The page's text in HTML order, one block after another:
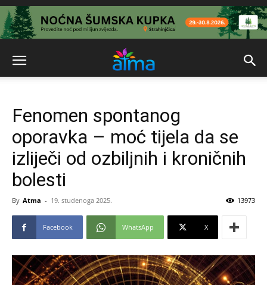
Fenomen spontanog
oporavka – moć tijela da se
izliječi od ozbiljnih i kroničnih
bolesti
By Atma - 19. studenoga 2025. 13973
Facebook WhatsApp X